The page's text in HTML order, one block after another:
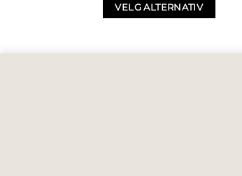
VELG ALTERNATIV